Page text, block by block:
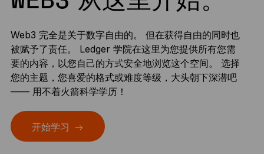
Web3 完全是关于数字自由的。 但在获得自由的同时也
被赋予了责任。 Ledger 学院在这里为您提供所有您需
要的内容，以您自己的方式安全地浏览这个空间。 选择
您的主题，您喜爱的格式或难度等级，大头朝下深潜吧
—— 用不着火箭科学学历！
开始学习